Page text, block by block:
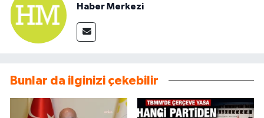
Haber Merkezi
Bunlar da ilginizi çekebilir